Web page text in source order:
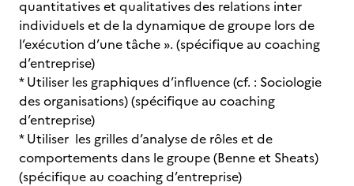
quantitatives et qualitatives des relations inter
individuels et de la dynamique de groupe lors de
l’exécution d’une tâche ». (spécifique au coaching
d’entreprise)
* Utiliser les graphiques d’influence (cf. : Sociologie
des organisations) (spécifique au coaching
d’entreprise)
* Utiliser les grilles d’analyse de rôles et de
comportements dans le groupe (Benne et Sheats)
(spécifique au coaching d’entreprise)